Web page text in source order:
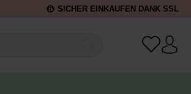
SICHER EINKAUFEN DANK SSL